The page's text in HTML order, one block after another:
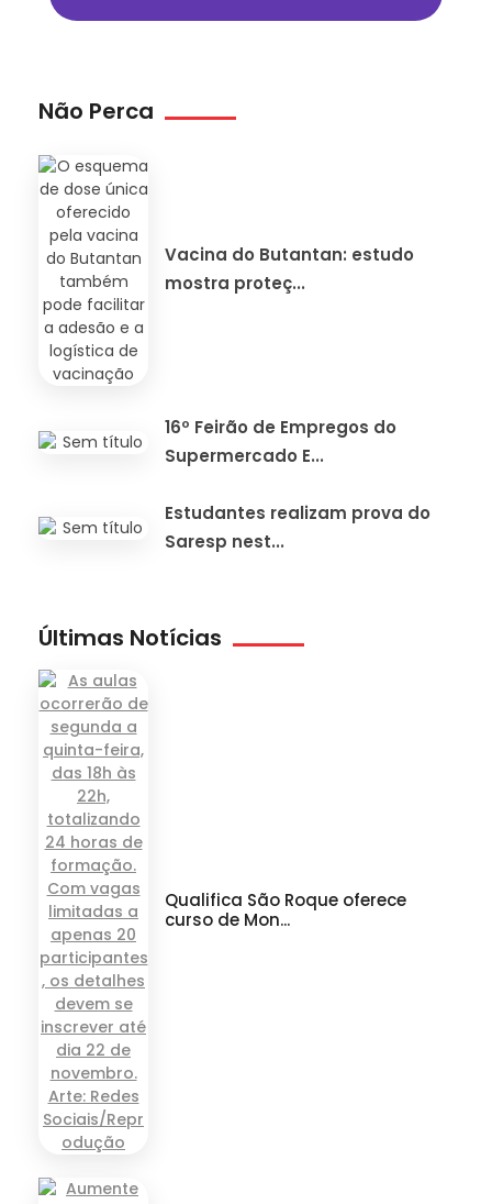
Não Perca
Vacina do Butantan: estudo
mostra proteç...
16º Feirão de Empregos do
Supermercado E...
Estudantes realizam prova do
Saresp nest...
Últimas Notícias
Qualifica São Roque oferece
curso de Mon...